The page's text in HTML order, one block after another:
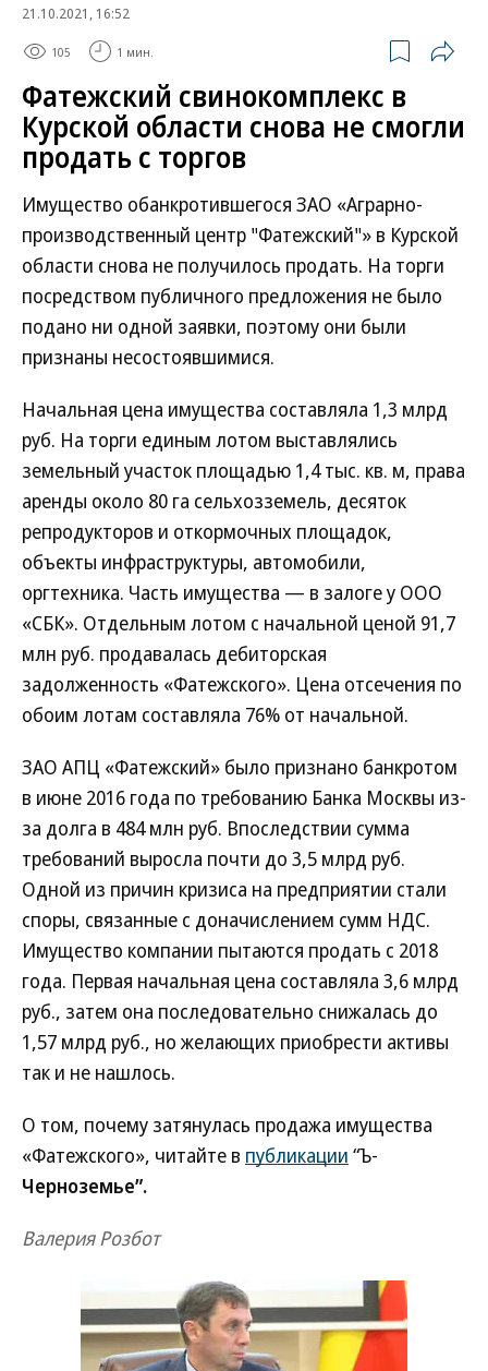
21.10.2021, 16:52
105 1 мин.
Фатежский свинокомплекс в
Курской области снова не смогли
продать с торгов
Имущество обанкротившегося ЗАО «Аграрно-
производственный центр "Фатежский"» в Курской
области снова не получилось продать. На торги
посредством публичного предложения не было
подано ни одной заявки, поэтому они были
признаны несостоявшимися.
Начальная цена имущества составляла 1,3 млрд
руб. На торги единым лотом выставлялись
земельный участок площадью 1,4 тыс. кв. м, права
аренды около 80 га сельхозземель, десяток
репродукторов и откормочных площадок,
объекты инфраструктуры, автомобили,
оргтехника. Часть имущества — в залоге у ООО
«СБК». Отдельным лотом с начальной ценой 91,7
млн руб. продавалась дебиторская
задолженность «Фатежского». Цена отсечения по
обоим лотам составляла 76% от начальной.
ЗАО АПЦ «Фатежский» было признано банкротом
в июне 2016 года по требованию Банка Москвы из-
за долга в 484 млн руб. Впоследствии сумма
требований выросла почти до 3,5 млрд руб.
Одной из причин кризиса на предприятии стали
споры, связанные с доначислением сумм НДС.
Имущество компании пытаются продать с 2018
года. Первая начальная цена составляла 3,6 млрд
руб., затем она последовательно снижалась до
1,57 млрд руб., но желающих приобрести активы
так и не нашлось.
О том, почему затянулась продажа имущества
«Фатежского», читайте в публикации “Ъ-
Черноземье”.
Валерия Розбот